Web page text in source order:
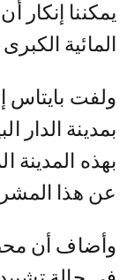
يمكننا
المائية
ولفت بايتاس
بمدينة الدار
بهذه المدينة
عن هذا المشروع
وأضاف أن